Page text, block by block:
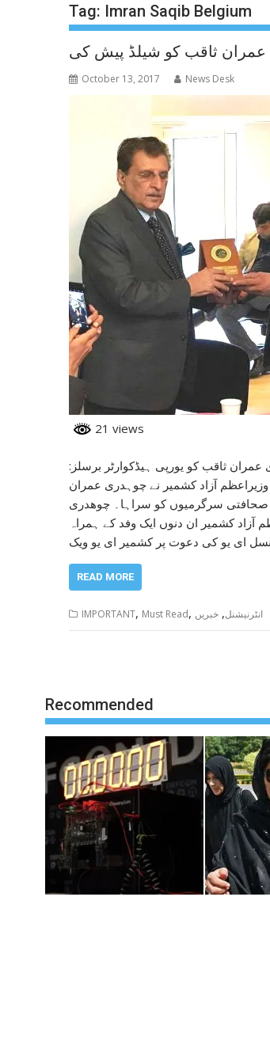
Tag: Imran Saqib Belgium
عمران ثاقب کو شیلڈ پیش کی
October 13, 2017 News Desk
21 views
:برسلز وزیراعظم آزادکشمیرراجہ فاروق حیدر نے صدر پاکستان پریس کلب بلجیم چودھری عمران ثاقب کو یورپی ہیڈکوارٹر برسلز
آزاد کشمیر نے چوہدری عمران
سرگرمیوں کو سراہا۔ چوھدری
آزاد کشمیر ان دنوں ایک وفد کے ہمراہ
READ MORE
IMPORTANT, Must Read, انٹرنیشنل, خبریں
Recommended